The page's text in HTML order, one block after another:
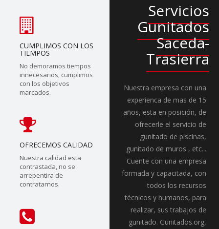
CUMPLIMOS CON LOS
TIEMPOS
No demoramos tiempos
innecesarios, cumplimos
con los objetivos
marcados.
OFRECEMOS CALIDAD
Nuestra calidad esta
contrastada, no se
arrepentira de
contratarnos.
Servicios
Gunitados
Saceda-
Trasierra
Nuestra empresa con una
experienca de mas de 15
años, esta en posición, de
ofrecerle el servicio de
gunitado de piscinas,
gunitado de muros , etc...
Cuente con una empresa
formada y capacitada, con
todos los recursos
técnicos y humanos, para
realizar, sus trabajos de
gunitado. Gunitados.org,